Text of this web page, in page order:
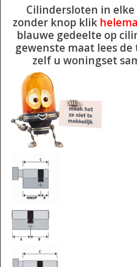
TELEFOON OF CLICKER WIFI
AFSTAND.
KIJK EENS ROND LEUKE
AANBIEDINGEN
DEURSCHILDEN VOOR
BUITEN
waakborden
Cilindersloten in
zonder knop klik
blauwe gedeelte op
gewenste maat lees
zelf u woningset